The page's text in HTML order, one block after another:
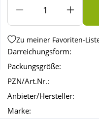
Wellness
Zu meiner Favoriten-
Darreichungsform:
Packungsgröße:
PZN/Art.Nr.:
Anbieter/Hersteller:
Marke: